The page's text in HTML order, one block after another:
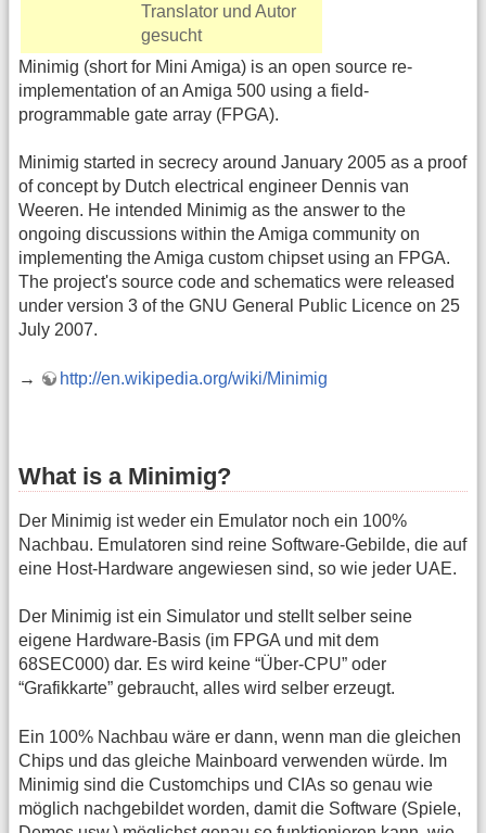
Translator und Autor
gesucht
Minimig (short for Mini Amiga) is an open source re-
implementation of an Amiga 500 using a field-
programmable gate array (FPGA).
Minimig started in secrecy around January 2005 as a proof
of concept by Dutch electrical engineer Dennis van
Weeren. He intended Minimig as the answer to the
ongoing discussions within the Amiga community on
implementing the Amiga custom chipset using an FPGA.
The project's source code and schematics were released
under version 3 of the GNU General Public Licence on 25
July 2007.
→ http://en.wikipedia.org/wiki/Minimig
What is a Minimig?
Der Minimig ist weder ein Emulator noch ein 100%
Nachbau. Emulatoren sind reine Software-Gebilde, die auf
eine Host-Hardware angewiesen sind, so wie jeder UAE.
Der Minimig ist ein Simulator und stellt selber seine
eigene Hardware-Basis (im FPGA und mit dem
68SEC000) dar. Es wird keine “Über-CPU” oder
“Grafikkarte” gebraucht, alles wird selber erzeugt.
Ein 100% Nachbau wäre er dann, wenn man die gleichen
Chips und das gleiche Mainboard verwenden würde. Im
Minimig sind die Customchips und CIAs so genau wie
möglich nachgebildet worden, damit die Software (Spiele,